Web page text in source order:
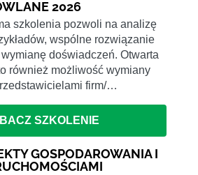
2026
szkolenia pozwoli na analizę
wspólne rozwiązanie
doświadczeń. Otwarta
również możliwość wymiany
firm/…
SZKOLENIE
GOSPODAROWANIA I